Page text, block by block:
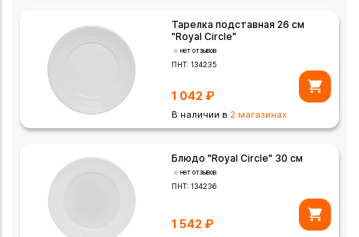
Тарелка подставная 26 см
"Royal Circle"
нет отзывов
ПНТ:134235
1 042 ₽
В наличии в 2 магазинах
Блюдо "Royal Circle" 30 см
нет отзывов
ПНТ:134236
1 542 ₽